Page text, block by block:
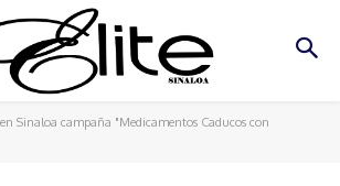
Sinaloa campaña "Medicamentos Caducos con